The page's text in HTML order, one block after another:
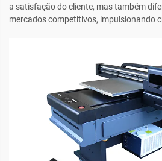
a satisfação do cliente, mas também
mercados competitivos, impulsionando